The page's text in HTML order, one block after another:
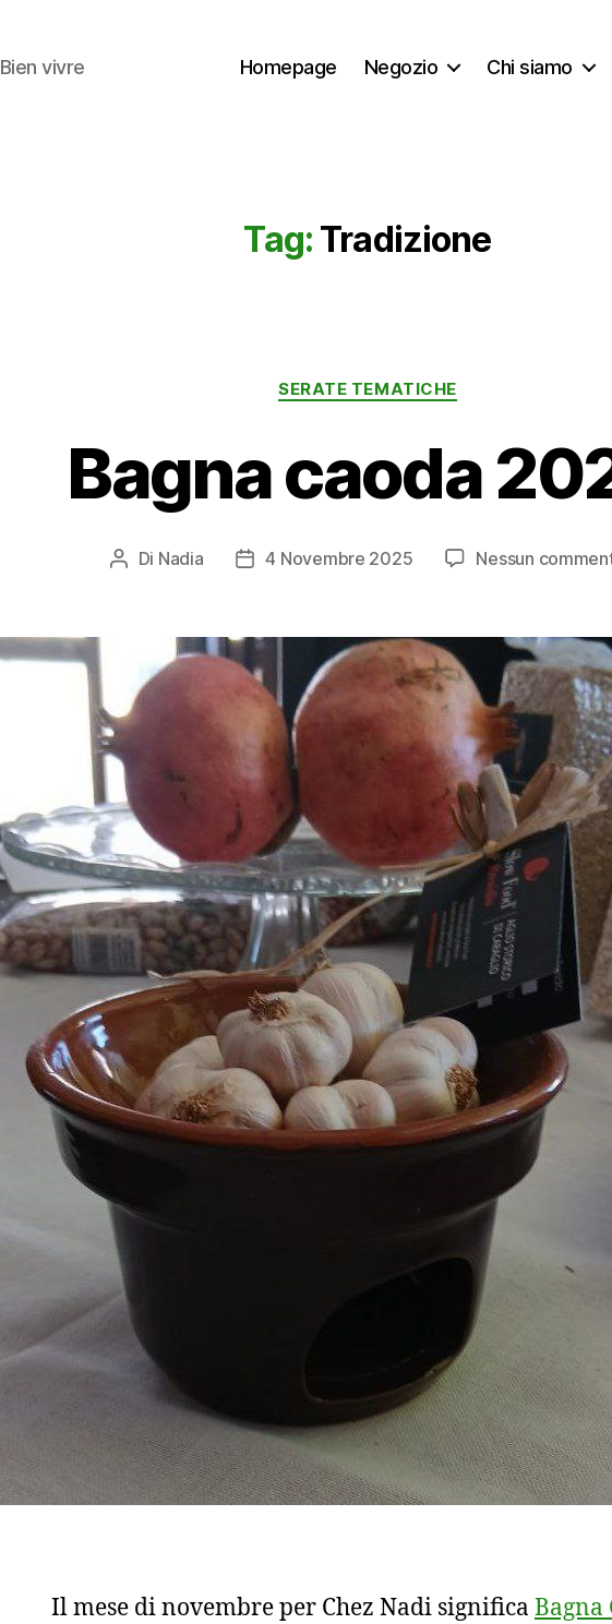
Bien vivre Homepage Negozio Chi siamo
Tag: Tradizione
Categorie
SERATE TEMATICHE
Bagna caoda
Autore
Di Nadia
Data4 Novembre 2025 Nessun
Il mese di novembre per Chez Nadi significa Bagna